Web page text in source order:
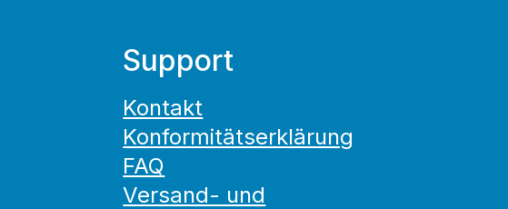
Support
Kontakt
Konformitätserklärung
FAQ
Versand- und